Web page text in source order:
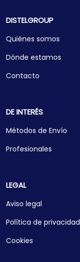
DISTELGROUP
Quiénes somos
Dónde estamos
Contacto
DE INTERÉS
Métodos de Envío
Profesionales
LEGAL
Aviso legal
Política de privacidad
Cookies